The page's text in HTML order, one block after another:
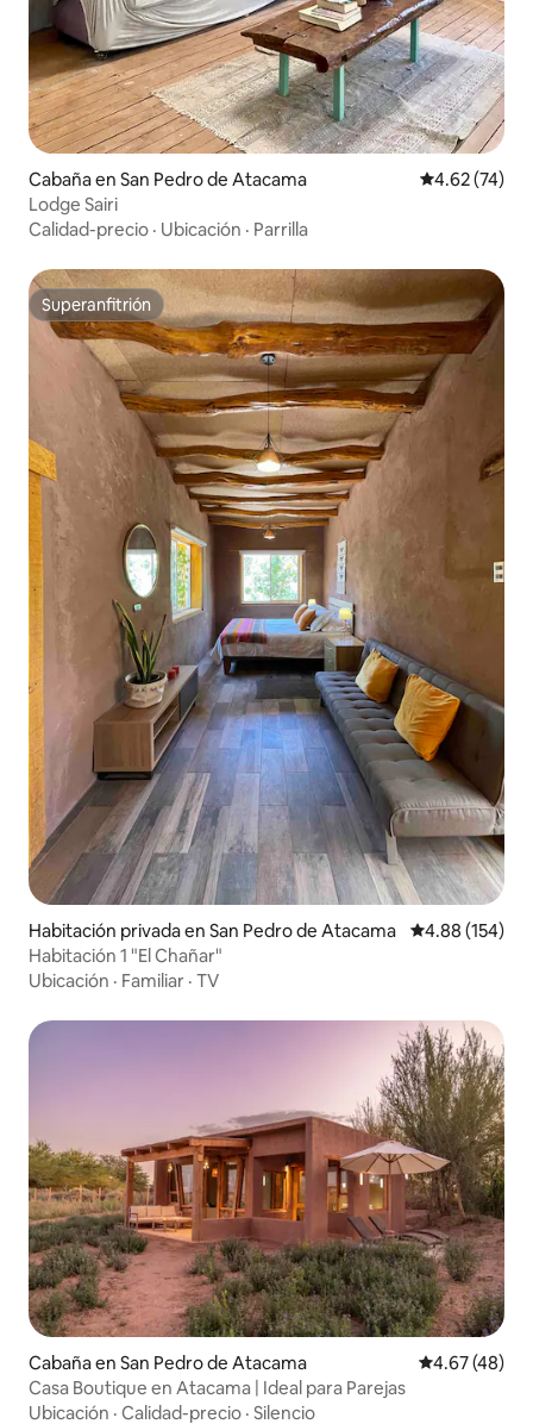
Cabaña en San Pedro de Atacama Calificación
4.62 (74)
Lodge Sairi
Calidad-precio · Ubicación · Parrilla
Superanfitrión
Superanfitrión
Habitación privada en San Pedro de Atacama Calificación
4.88 (154)
Habitación 1 "El Chañar"
Ubicación · Familiar · TV
Cabaña en San Pedro de Atacama Calificación
4.67 (48)
Casa Boutique en Atacama | Ideal para Parejas
Ubicación · Calidad-precio · Silencio